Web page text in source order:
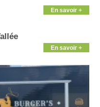
En savoir +
En savoir +